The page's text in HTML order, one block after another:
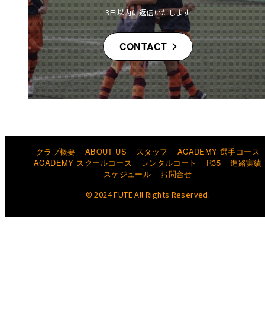
3日以内に返信いたします
CONTACT
クラブ概要 ABOUT US スタッフ
ACADEMY 選手コース
ACADEMY スクールコース
レンタルコート R35
進路実績
スケジュール
お問合せ
© 2024 FUTE All Rights Reserved.